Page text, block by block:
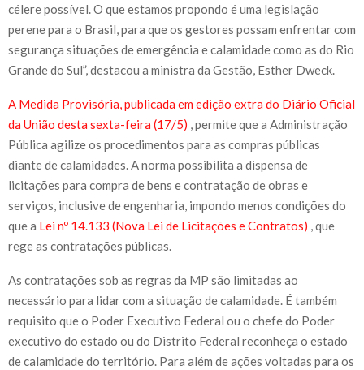
célere possível. O que estamos propondo é uma legislação
perene para o Brasil, para que os gestores possam enfrentar com
segurança situações de emergência e calamidade como as do Rio
Grande do Sul”, destacou a ministra da Gestão, Esther Dweck.
A Medida Provisória, publicada em edição extra do Diário Oficial
da União desta sexta-feira (17/5) , permite que a Administração
Pública agilize os procedimentos para as compras públicas
diante de calamidades. A norma possibilita a dispensa de
licitações para compra de bens e contratação de obras e
serviços, inclusive de engenharia, impondo menos condições do
que a Lei nº 14.133 (Nova Lei de Licitações e Contratos) , que
rege as contratações públicas.
As contratações sob as regras da MP são limitadas ao
necessário para lidar com a situação de calamidade. É também
requisito que o Poder Executivo Federal ou o chefe do Poder
executivo do estado ou do Distrito Federal reconheça o estado
de calamidade do território. Para além de ações voltadas para os